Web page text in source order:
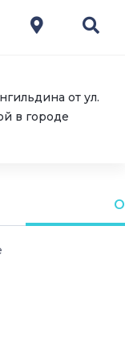
от ул.
в городе